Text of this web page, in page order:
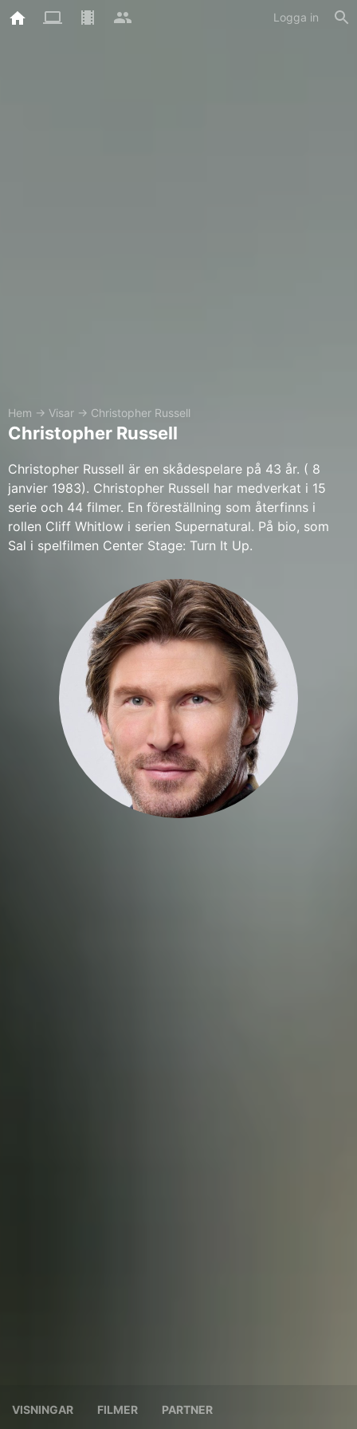
Logga in
Hem → Visar → Christopher Russell
Christopher Russell
Christopher Russell är en skådespelare på 43 år. ( 8
janvier 1983). Christopher Russell har medverkat i 15
serie och 44 filmer. En föreställning som återfinns i
rollen Cliff Whitlow i serien Supernatural. På bio, som
Sal i spelfilmen Center Stage: Turn It Up.
VISNINGAR FILMER PARTNER